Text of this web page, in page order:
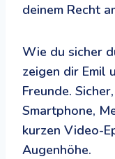
deinem Recht
Wie du sicher
zeigen dir Emil
Freunde.
Smartphone,
kurzen Video-
Augenhöhe.